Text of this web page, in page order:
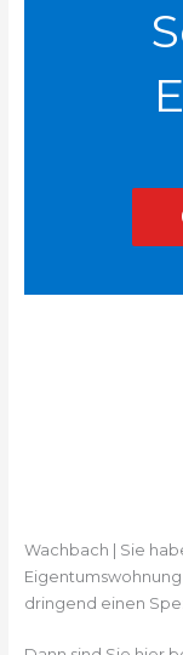
Wachbach | Sie
dringend einen